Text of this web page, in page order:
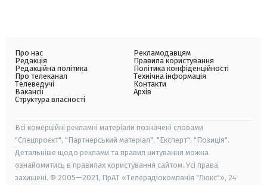
Про нас
Редакція
Редакційна політика
Про телеканал
Телеведучі
Вакансії
Структура власності
Рекламодавцям
Правила користування
Політика конфіденційності
Технічна інформація
Контакти
Архів
Всі комерційні рекламні матеріали позначені словами
"Спецпроєкт", "Партнерський матеріал", "Експерт", "Позиція".
Детальніше щодо реклами та правил цитування можна
ознайомитись в правилах користування сайтом. Усі права
захищені. © 2005—2021, ПрАТ «Телерадіокомпанія "Люкс"», 24